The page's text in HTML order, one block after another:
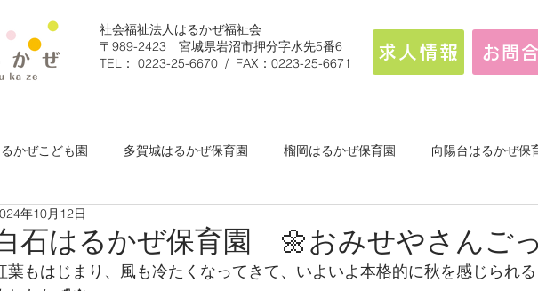
社会福祉法人はるかぜ福祉会
〒989-2423 宮城県岩沼市押分字水先5番6
TEL： 0223-25-6670 / FAX：0223-25-6671
求人情報 お問
かぜこども園 多賀城はるかぜ保育園 榴岡はるかぜ保育園 向陽台はるかぜ保
はるかぜ福祉会
石はるかぜ保育園 🌼おみせやさんご
年10月12日
葉もはじまり、風も冷たくなってきて、いよいよ本格的に秋を感じられ